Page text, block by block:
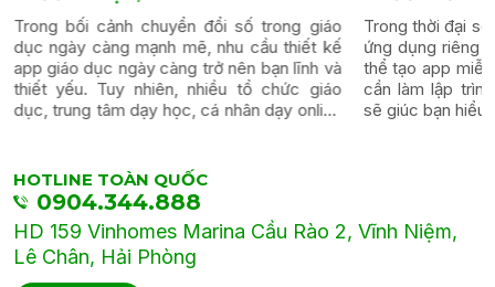
Trong bối cảnh chuyển đổi số trong giáo
dục ngày càng mạnh mẽ, nhu cầu thiết kế
app giáo dục ngày càng trở nên bạn lĩnh và
thiết yếu. Tuy nhiên, nhiều tổ chức giáo
dục, trung tâm dạy học, cá nhân dạy online
Trong thời đại
ứng dụng riêng
thể tạo app miễn
cần làm lập trình
sẽ giúc bạn hiểu
HOTLINE TOÀN QUỐC
0904.344.888
HD 159 Vinhomes Marina Cầu Rào 2, Vĩnh Niệm,
Lê Chân, Hải Phòng